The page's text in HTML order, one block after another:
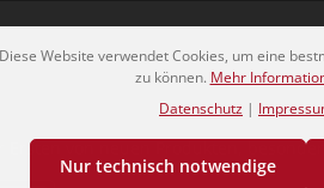
von neuen Produkten,
Diese Website verwendet Cookies, um eine
zu können. Mehr
Datenschutz |
Nur technisch notwendige